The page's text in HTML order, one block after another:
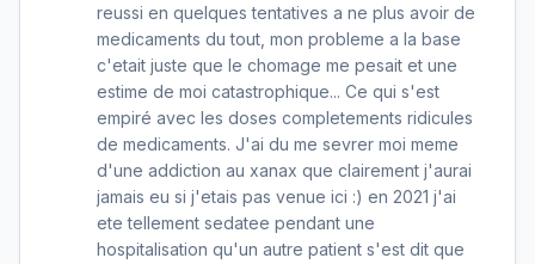
reussi en quelques tentatives a ne plus avoir de
medicaments du tout, mon probleme a la base
c'etait juste que le chomage me pesait et une
estime de moi catastrophique... Ce qui s'est
empiré avec les doses completements ridicules
de medicaments. J'ai du me sevrer moi meme
d'une addiction au xanax que clairement j'aurai
jamais eu si j'etais pas venue ici :) en 2021 j'ai
ete tellement sedatee pendant une
hospitalisation qu'un autre patient s'est dit que